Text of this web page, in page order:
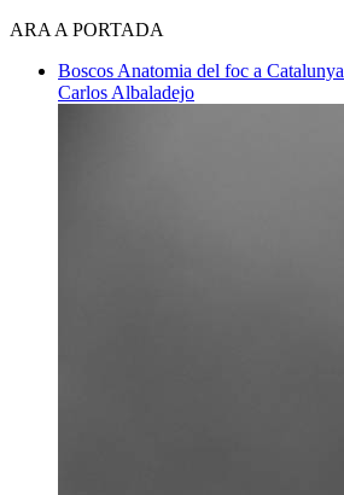
ARA A PORTADA
Boscos Anatomia del foc a Catalunya
Carlos Albaladejo